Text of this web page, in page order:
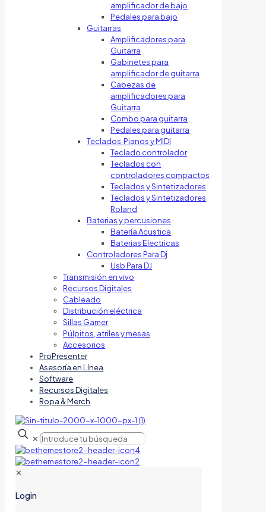
amplificador de bajo
Pedales para bajo
Guitarras
Amplificadores para
Guitarra
Gabinetes para
amplificador de guitarra
Cabezas de
amplificadores para
Guitarra
Combo para guitarra
Pedales para guitarra
Teclados Pianos y MIDI
Teclado controlador
Teclados con
controladores compactos
Teclados y Sintetizadores
Teclados y Sintetizadores
Roland
Baterias y percusiones
Batería Acustica
Baterias Electricas
Controladores Para Dj
Usb Para DJ
Transmisión en vivo
Recursos Digitales
Cableado
Distribución eléctrica
Sillas Gamer
Púlpitos, atriles y mesas
Accesorios
ProPresenter
Asesoría en Línea
Software
Recursos Digitales
Ropa & Merch
✕
✕
Login